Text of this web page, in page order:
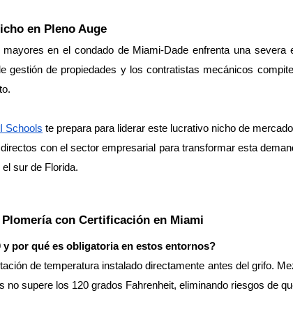
en Pleno Auge
en el condado de Miami-Dade enfrenta una
gestión de propiedades y los contratistas mecánicos
Schools te prepara para liderar este lucrativo nicho de
con el sector empresarial para transformar esta
sur de Florida.
con Certificación en Miami
y por qué es obligatoria en estos entornos?
de temperatura instalado directamente antes del grifo.
no supere los 120 grados Fahrenheit, eliminando riesgos de